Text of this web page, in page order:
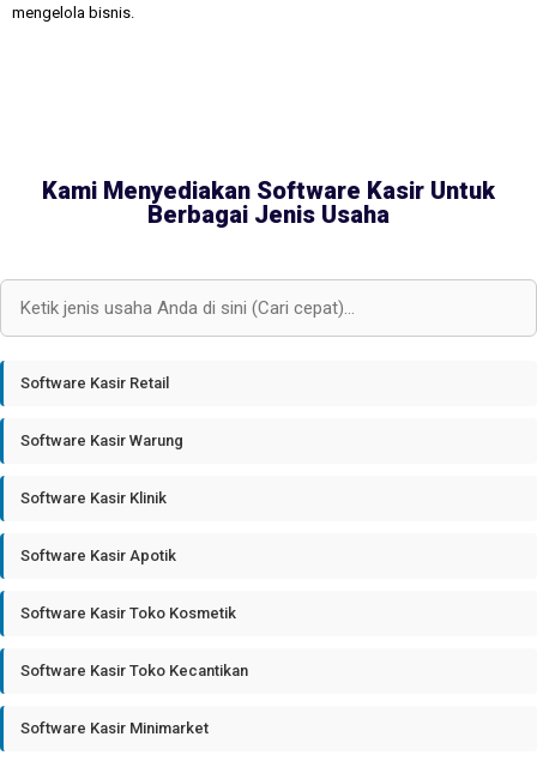
mengelola bisnis.
Kami Menyediakan Software Kasir Untuk
Berbagai Jenis Usaha
Software Kasir Retail
Software Kasir Warung
Software Kasir Klinik
Software Kasir Apotik
Software Kasir Toko Kosmetik
Software Kasir Toko Kecantikan
Software Kasir Minimarket